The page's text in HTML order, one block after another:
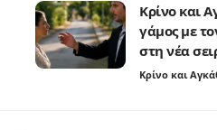
Κρίνο και
γάμος με
στη νέα
Κρίνο και